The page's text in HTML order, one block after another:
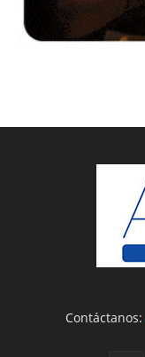
Contáctanos: